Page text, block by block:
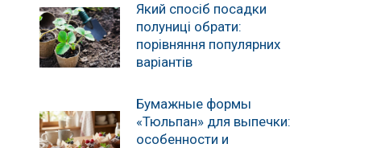
Який спосіб посадки
полуниці обрати:
порівняння популярних
варіантів
Бумажные формы
«Тюльпан» для выпечки:
особенности и